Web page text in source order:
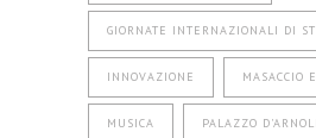
GIORNATE INTERNAZIONALI DI
INNOVAZIONE MASACCIO
MUSICA PALAZZO